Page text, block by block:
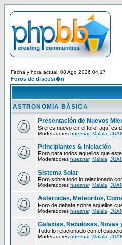
Fecha y hora actual: 08 Ago 2026 04:17
Foros de discusi�n
ASTRONOMÍA BÁSICA
Presentación de Nuevos
Si eres nuevo en el foro, aquí es
Moderadores hueznar, Malala
Principiantes & Iniciación
Foro para todos aquellos que
Moderadores hueznar, Malala
Sistema Solar
Foro sobre todo lo relacionado
Moderadores hueznar, Malala
Asteroides, Meteoritos,
Foro de debate sobre aquellos
Moderadores hueznar, Malala
Galaxias, Nebulosas, Novas
Todo lo relacionado con el
Moderadores hueznar, Malala